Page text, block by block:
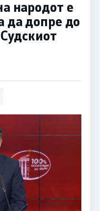
народот е
да допре до